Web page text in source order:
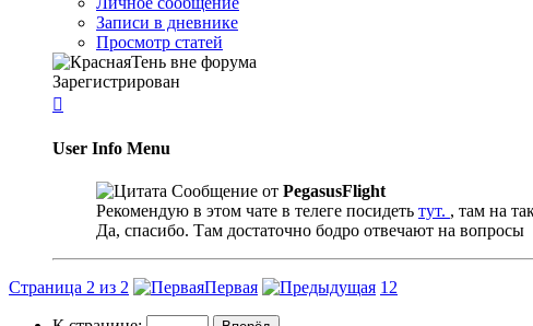
Записи в дневнике
Просмотр статей
Зарегистрирован

User Info Menu
Сообщение от PegasusFlight
Рекомендую в этом чате в телеге посидеть тут. , там на
Да, спасибо. Там достаточно бодро отвечают на вопросы
Страница 2 из 2 Первая 1 2